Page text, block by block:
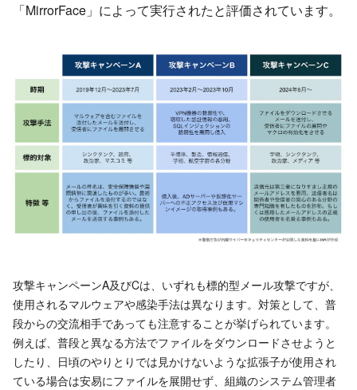
「MirrorFace」によって実行されたと評価されています。
攻撃キャンペーンA及びCは、いずれも標的型メール攻撃ですが、
使用されるマルウェアや感染手法は異なります。対策として、普
段からの交流相手であっても注意することが挙げられています。
例えば、普段と異なる方法でファイルをダウンロードさせようと
したり、日頃のやりとりでは見かけないような拡張子が使用され
ている場合は安易にファイルを展開せず、組織のシステム管理者